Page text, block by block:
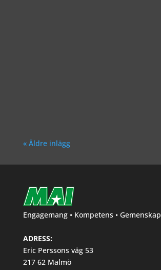
« Äldre inlägg
Engagemang • Kompetens • Gemenskap
ADRESS:
Eric Perssons väg 53
217 62 Malmö